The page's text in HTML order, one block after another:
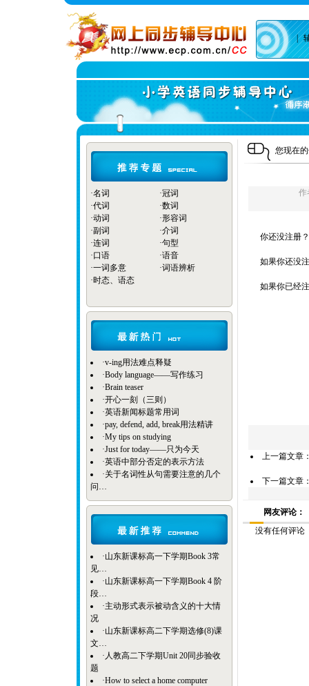
|
·名词 ·冠词
·代词 ·数词
·动词 ·形容词
·副词 ·介词
·连词 ·句型
·口语 ·语音
·一词多意 ·词语辨析
·时态、语态
·v-ing用法难点释疑
·Body language——写作练习
·Brain teaser
·开心一刻（三则）
·英语新闻标题常用词
·pay, defend, add, break用法精讲
·My tips on studying
·Just for today——只为今天
·英语中部分否定的表示方法
·关于名词性从句需要注意的几个
问…
·山东新课标高一下学期Book 3常
见…
·山东新课标高一下学期Book 4 阶
段…
·主动形式表示被动含义的十大情
况
·山东新课标高二下学期选修(8)课
文…
· 人教高二下学期Unit 20同步验收
题
·How to select a home computer
您现在
作
你还没注册？
如果你还没
如果你已经
上一篇文章
下一篇文章
网友评论：
没有任何评论